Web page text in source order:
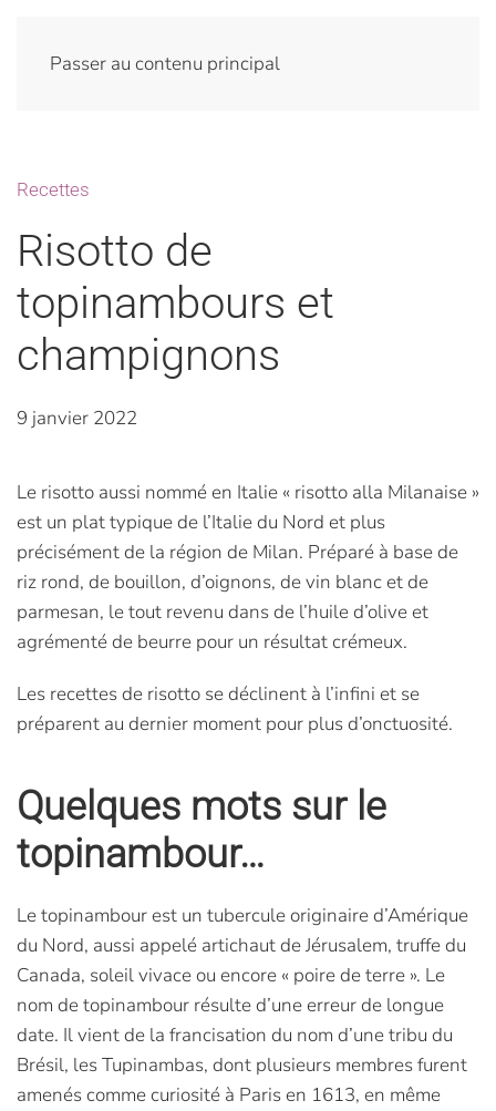
Passer au contenu principal
Recettes
Risotto de
topinambours et
champignons
9 janvier 2022
Le risotto aussi nommé en Italie « risotto alla Milanaise »
est un plat typique de l’Italie du Nord et plus
précisément de la région de Milan. Préparé à base de
riz rond, de bouillon, d’oignons, de vin blanc et de
parmesan, le tout revenu dans de l’huile d’olive et
agrémenté de beurre pour un résultat crémeux.
Les recettes de risotto se déclinent à l’infini et se
préparent au dernier moment pour plus d’onctuosité.
Quelques mots sur le
topinambour…
Le topinambour est un tubercule originaire d’Amérique
du Nord, aussi appelé artichaut de Jérusalem, truffe du
Canada, soleil vivace ou encore « poire de terre ». Le
nom de topinambour résulte d’une erreur de longue
date. Il vient de la francisation du nom d’une tribu du
Brésil, les Tupinambas, dont plusieurs membres furent
amenés comme curiosité à Paris en 1613, en même